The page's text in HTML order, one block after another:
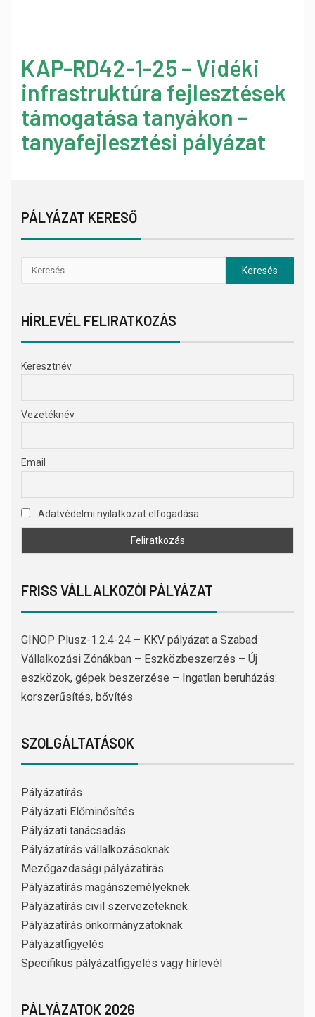
KAP-RD42-1-25 – Vidéki
infrastruktúra fejlesztések
támogatása tanyákon –
tanyafejlesztési pályázat
PÁLYÁZAT KERESŐ
HÍRLEVÉL FELIRATKOZÁS
Keresztnév
Vezetéknév
Email
Adatvédelmi nyilatkozat elfogadása
FRISS VÁLLALKOZÓI PÁLYÁZAT
GINOP Plusz-1.2.4-24 – KKV pályázat a Szabad
Vállalkozási Zónákban – Eszközbeszerzés – Új
eszközök, gépek beszerzése – Ingatlan beruházás:
korszerűsítés, bővítés
SZOLGÁLTATÁSOK
Pályázatírás
Pályázati Előminősítés
Pályázati tanácsadás
Pályázatírás vállalkozásoknak
Mezőgazdasági pályázatírás
Pályázatírás magánszemélyeknek
Pályázatírás civil szervezeteknek
Pályázatírás önkormányzatoknak
Pályázatfigyelés
Specifikus pályázatfigyelés vagy hírlevél
PÁLYÁZATOK 2026